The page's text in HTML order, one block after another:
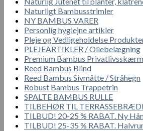
Naturligt Bambusstrimler
NY BAMBUS VARER
Personlig hygiejne artikler
Pleje og Vedligeholdelse
PLEJEARTIKLER / Oliebelægning
Premium Bambus Privatlivsskærm
Reed Bambus Blind
Reed Bambus Sivmåtte / Stråhegn
Robust Bambus Trappetrin
SPALTE BAMBUS RULLE
TILBEHØR TIL
TILBUD! 20-25 % RABAT. Ny
TILBUD! 25-35 % RABAT.